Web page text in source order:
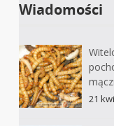
Wiadomości
21